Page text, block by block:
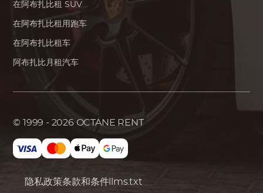
在阿布扎比租 SUV
在阿布扎比租用跑车
在阿布扎比租车
阿布扎比月租汽车
© 1999 - 2026 OCTANE RENT
隐私政策条款和条件llms.txt